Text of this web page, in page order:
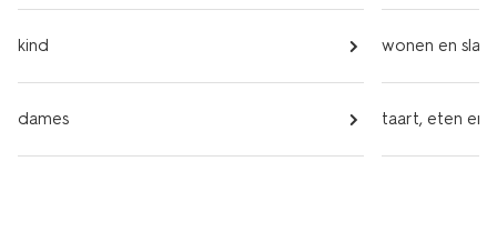
kind
dames
wonen en
taart, eten en